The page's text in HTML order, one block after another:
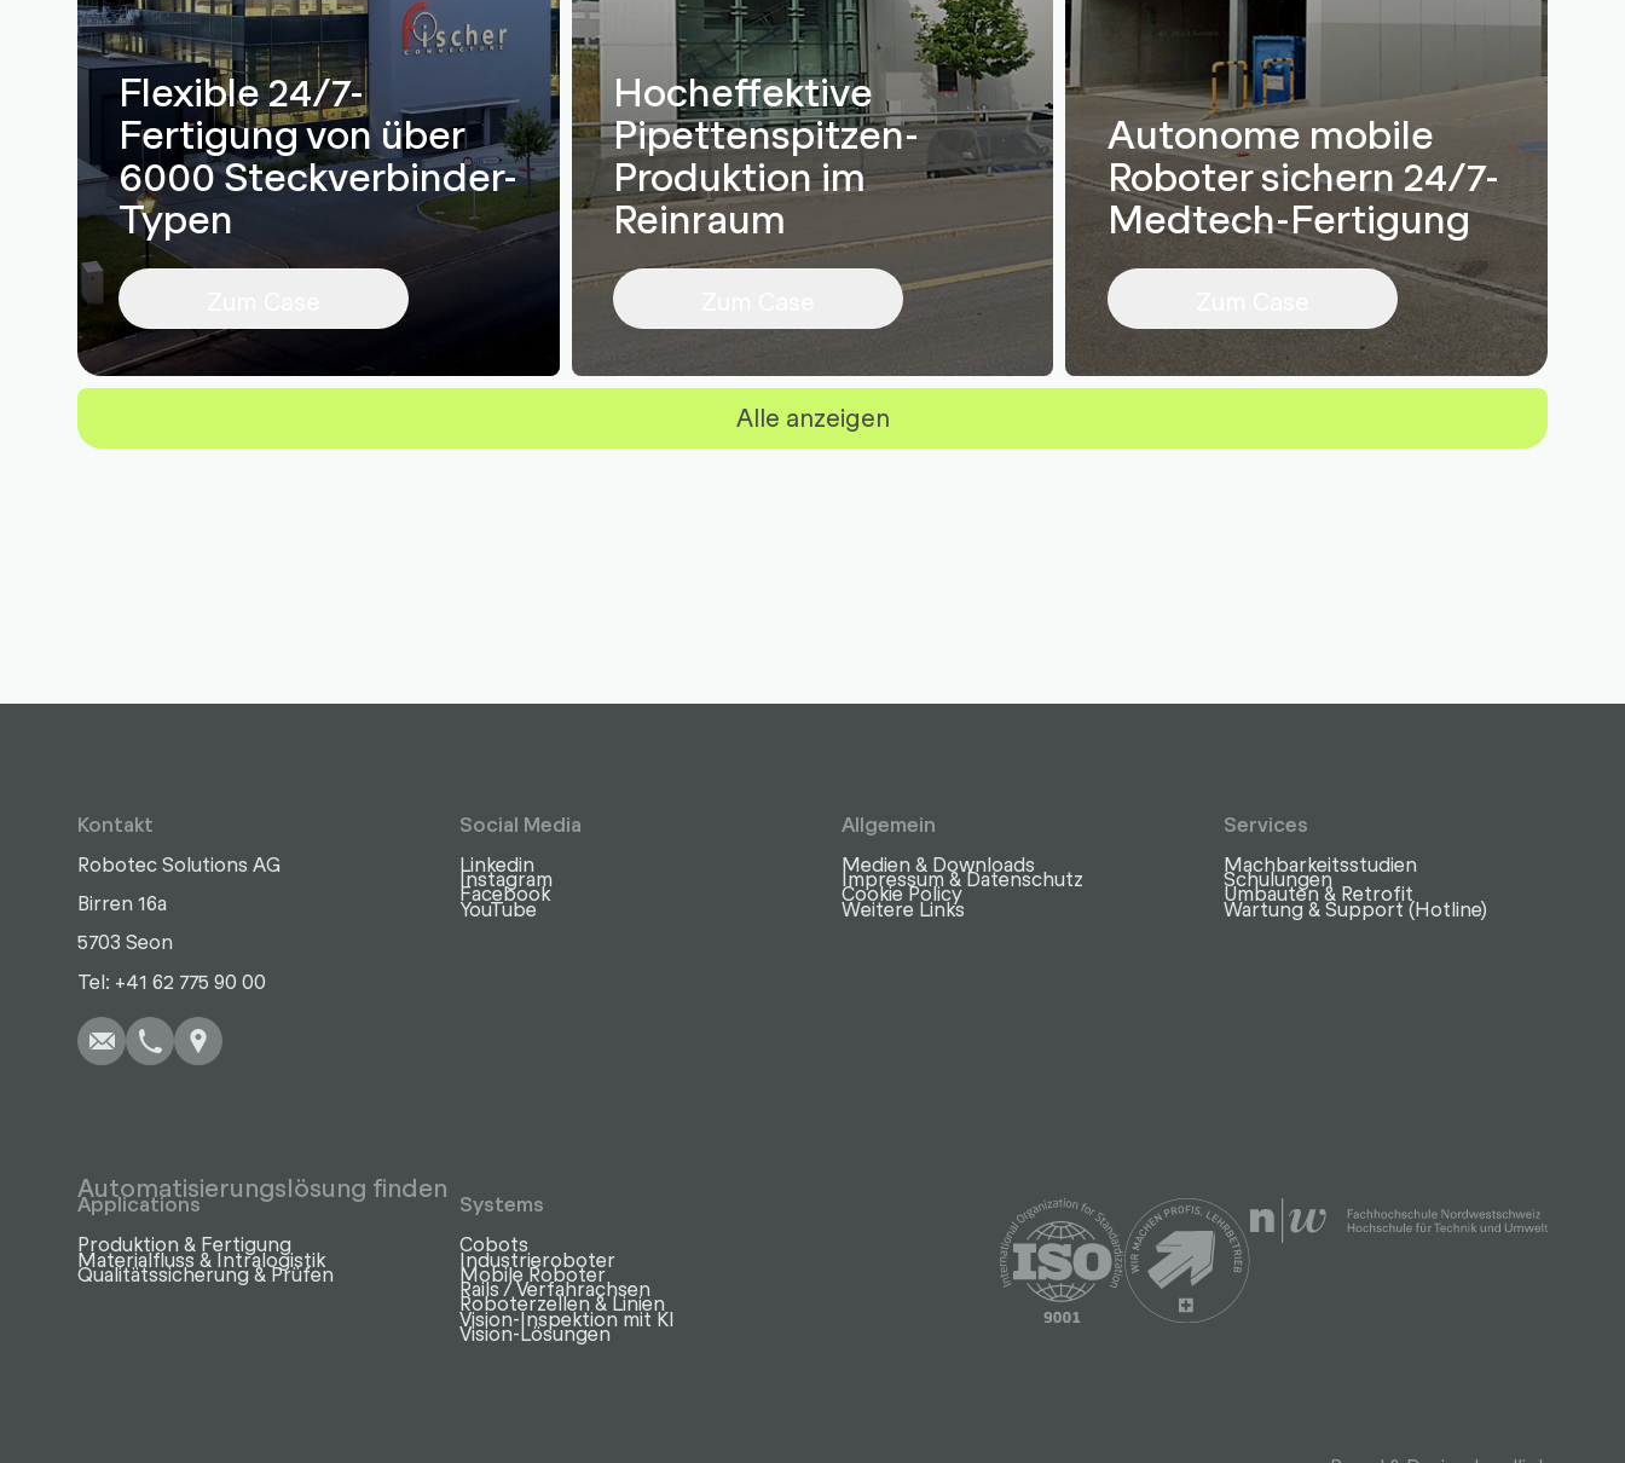
Flexible 24/7-
Fertigung von über
6000 Steckverbinder-
Typen
Hocheffektive
Pipettenspitzen-
Produktion im
Reinraum
Autonome mobile
Roboter sichern 24/7-
Medtech-Fertigung
Alle anzeigen
Kontakt
Robotec Solutions AG
Birren 16a
5703 Seon
Tel: +41 62 775 90 00
Social Media
Linkedin
Instagram
Facebook
YouTube
Allgemein
Medien & Downloads
Impressum & Datenschutz
Cookie Policy
Weitere Links
Services
Machbarkeitsstudien
Schulungen
Umbauten & Retrofit
Wartung & Support (Hotline)
Automatisierungslösung finden
Applications
Produktion & Fertigung
Materialfluss & Intralogistik
Qualitätssicherung & Prüfen
Systems
Cobots
Industrieroboter
Mobile Roboter
Rails / Verfahrachsen
Roboterzellen & Linien
Vision-Inspektion mit KI
Vision-Lösungen